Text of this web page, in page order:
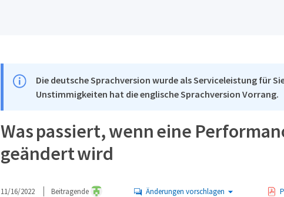
Die deutsche Sprachversion wurde als Serviceleistung für
Unstimmigkeiten hat die englische Sprachversion Vorrang.
Was passiert, wenn eine
geändert wird
11/16/2022 Beitragende Änderungen vorschlagen